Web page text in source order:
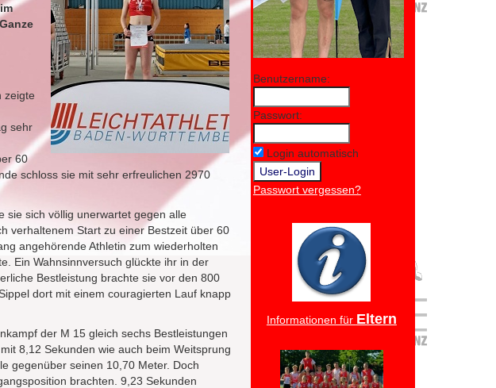
zeigte
sehr
60
schloss sie mit sehr erfreulichen 2970
sie sich völlig unerwartet gegen alle
verhaltenem Start zu einer Bestzeit über 60
angehörende Athletin zum wiederholten
Ein Wahnsinnversuch glückte ihr in der
Bestleistung brachte sie vor den 800
dort mit einem couragierten Lauf knapp
der M 15 gleich sechs Bestleistungen
8,12 Sekunden wie auch beim Weitsprung
gegenüber seinen 10,70 Meter. Doch
brachten. 9,23 Sekunden
Benutzername:
Passwort:
Login automatisch
Passwort vergessen?
Informationen für Eltern